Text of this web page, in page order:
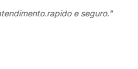
e seguro."